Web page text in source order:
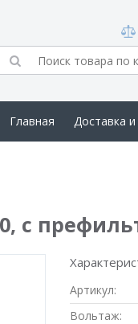
Главная Доставка
с
Артикул:
Вольтаж: